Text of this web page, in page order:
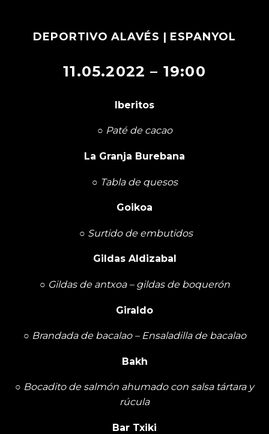
DEPORTIVO ALAVÉS | ESPANYOL
11.05.2022 – 19:00
Iberitos
○ Paté de cacao
La Granja Burebana
○ Tabla de quesos
Goikoa
○ Surtido de embutidos
Gildas Aldizabal
○ Gildas de antxoa – gildas de boquerón
Giraldo
○ Brandada de bacalao – Ensaladilla de bacalao
Bakh
○ Bocadito de salmón ahumado con salsa tártara y
rúcula
Bar Txiki